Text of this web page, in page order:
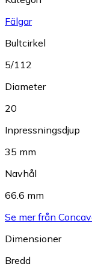
Fälgar
Bultcirkel
5/112
Diameter
20
Inpressningsdjup
35 mm
Navhål
66.6 mm
Se mer från
Dimensioner
Bredd